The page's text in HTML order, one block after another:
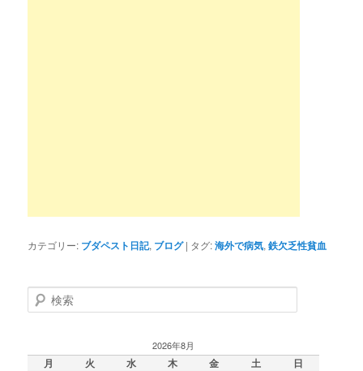
カテゴリー: ブダペスト日記, ブログ | タグ:海外で病気,鉄欠乏性貧血
検
索
2026年8月
月 火 水 木 金 土 日